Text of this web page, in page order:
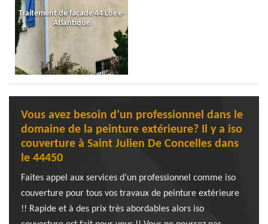
Traitement de façade 44 Loire-
Atlantique
Vous avez besoin d’un professionnel dans le
domaine de la peinture extérieure? Il y a iso
couverture à Saint Julien De Concelles dans
le 44450
Faites appel aux services d’un professionnel comme iso
couverture pour tous vos travaux de peinture extérieure
!! Rapide et à des prix très abordables alors iso